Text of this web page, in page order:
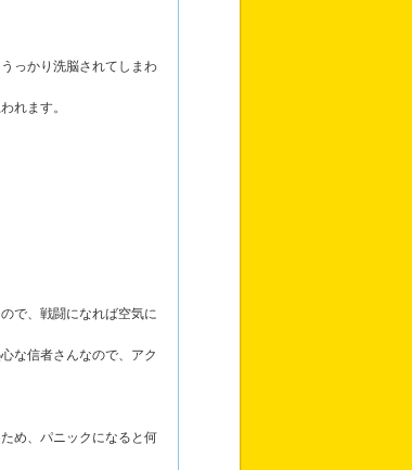
っかり洗脳されてしまわ
れます。
で、戦闘になれば空気に
な信者さんなので、アク
め、パニックになると何